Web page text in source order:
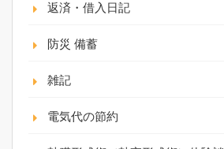
返済・借入日記
防災 備蓄
雑記
電気代の節約